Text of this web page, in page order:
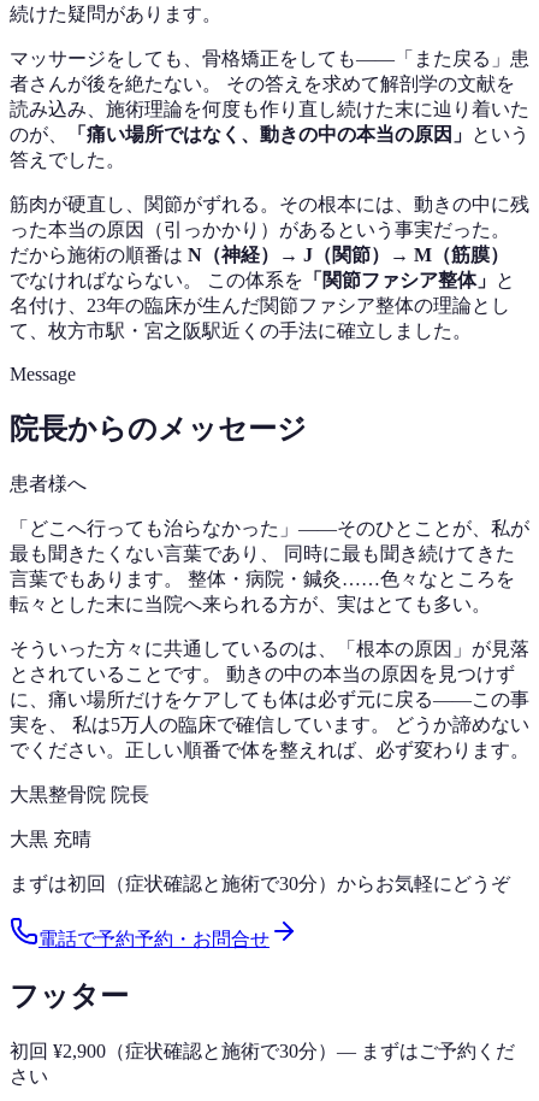
続けた疑問があります。
マッサージをしても、骨格矯正をしても——「また戻る」患
者さんが後を絶たない。 その答えを求めて解剖学の文献を
読み込み、施術理論を何度も作り直し続けた末に辿り着いた
のが、
「痛い場所ではなく、動きの中の本当の原因」 という
答えでした。
筋肉が硬直し、関節がずれる。その根本には、動きの中に残
った本当の原因（引っかかり）があるという事実だった。
だから施術の順番は N（神経）→ J（関節）→ M（筋膜）
でなければならない。 この体系を 「関節ファシア整体」 と
名付け、23年の臨床が生んだ関節ファシア整体の理論とし
て、枚方市駅・宮之阪駅近くの手法に確立しました。
Message
院長からのメッセージ
患者様へ
「どこへ行っても治らなかった」——そのひとことが、私が
最も聞きたくない言葉であり、 同時に最も聞き続けてきた
言葉でもあります。 整体・病院・鍼灸……色々なところを
転々とした末に当院へ来られる方が、実はとても多い。
そういった方々に共通しているのは、「根本の原因」が見落
とされていることです。 動きの中の本当の原因を見つけず
に、痛い場所だけをケアしても体は必ず元に戻る——この事
実を、 私は5万人の臨床で確信しています。 どうか諦めない
でください。正しい順番で体を整えれば、必ず変わります。
大黒整骨院 院長
大黒 充晴
まずは初回（症状確認と施術で30分）からお気軽にどうぞ
電話で予約予約・お問合せ
フッター
初回 ¥2,900（症状確認と施術で30分）— まずはご予約くだ
さい